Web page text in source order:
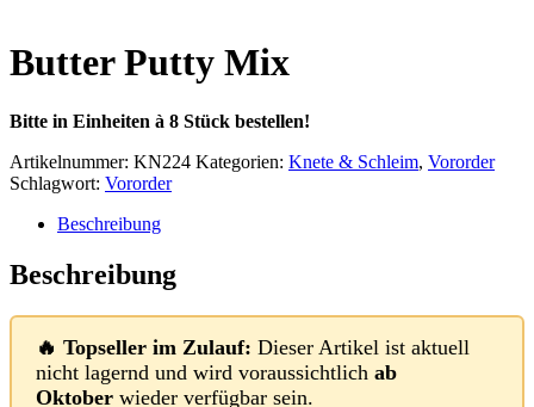
Butter Putty Mix
Bitte in Einheiten à 8 Stück bestellen!
Artikelnummer: KN224 Kategorien: Knete & Schleim, Vororder
Schlagwort: Vororder
Beschreibung
Beschreibung
🔥 Topseller im Zulauf: Dieser Artikel ist aktuell
nicht lagernd und wird voraussichtlich ab
Oktober wieder verfügbar sein.